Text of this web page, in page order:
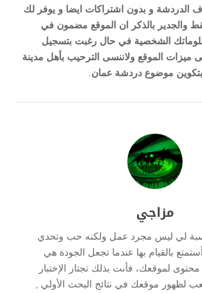
الدردشة و بدون اشتراكات ايضا و يوفر لك
والجدير بالذكر ان الموقع مضمون في
الشخصية في حال رغبت بتسجيل
الموقع ولاننسى الترحيب بأهل مدينة
موضوع دردشة عمان
مزاجي
لي ليس مجرد عمل ولكنه حب وتحدي
بالقيام بها عندما تجعل الجودة هي
لموقعك، فأنت بذلك تجتاز الإختبار
لظهور موقعك في نتائج البحث الأولي ,